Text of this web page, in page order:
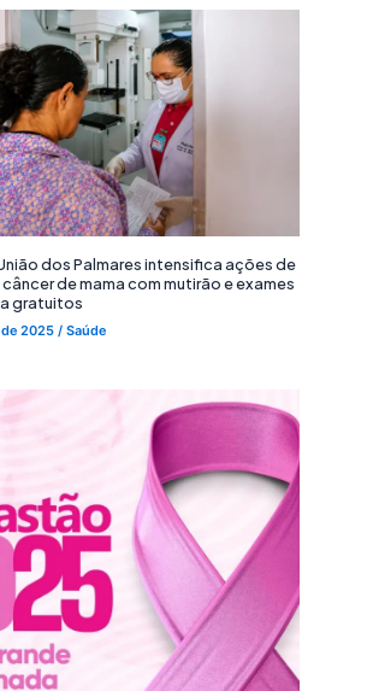
dos Palmares intensifica ações de
de mama com mutirão e exames
gratuitos
de 2025/Saúde